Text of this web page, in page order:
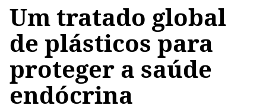
Um tratado global
de plásticos para
proteger a saúde
endócrina